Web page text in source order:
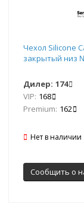
Чехол Silicone
закрытый низ
Дилер: 174
VIP: 168
Premium: 162
Нет в наличии
Сообщить о